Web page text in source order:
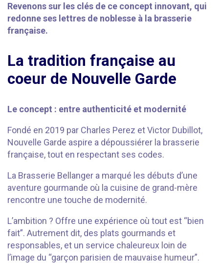
Revenons sur les clés de ce concept innovant, qui
redonne ses lettres de noblesse à la brasserie
française.
La tradition française au
coeur de Nouvelle Garde
Le concept : entre authenticité et modernité
Fondé en 2019 par Charles Perez et Victor Dubillot,
Nouvelle Garde aspire a dépoussiérer la brasserie
française, tout en respectant ses codes.
La Brasserie Bellanger a marqué les débuts d’une
aventure gourmande où la cuisine de grand-mère
rencontre une touche de modernité.
L’ambition ? Offre une expérience où tout est “bien
fait”. Autrement dit, des plats gourmands et
responsables, et un service chaleureux loin de
l’image du “garçon parisien de mauvaise humeur”.